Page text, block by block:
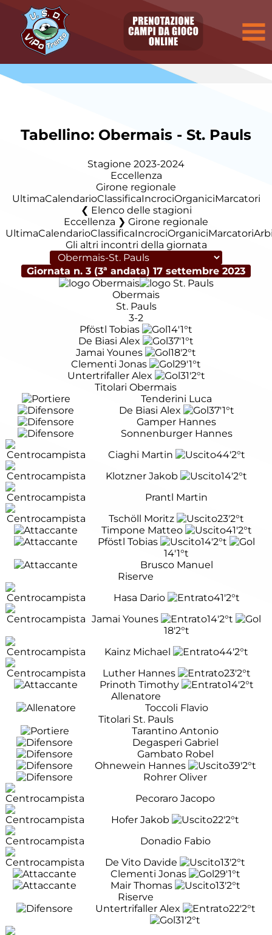
Tabellino: Obermais - St. Pauls
Stagione 2023-2024
Eccellenza
Girone regionale
UltimaCalendarioClassificaIncrociOrganiciMarcatori
Elenco delle stagioni
Eccellenza ❯ Girone regionale
UltimaCalendarioClassificaIncrociOrganiciMarcatori
Gli altri incontri della giornata
Giornata n. 3 (3ª andata) 17 settembre 2023
Obermais
St. Pauls
3-2
Pföstl Tobias
14'1°t
De Biasi Alex
37'1°t
Jamai Younes
18'2°t
Clementi Jonas
29'1°t
Untertrifaller Alex
31'2°t
Titolari Obermais
Tenderini Luca
De Biasi Alex
37'1°t
Gamper Hannes
Sonnenburger Hannes
Ciaghi Martin
44'2°t
Klotzner Jakob
14'2°t
Prantl Martin
Tschöll Moritz
23'2°t
Timpone Matteo
41'2°t
Pföstl Tobias
14'2°t
14'1°t
Brusco Manuel
Riserve
Hasa Dario
41'2°t
Jamai Younes
14'2°t
18'2°t
Kainz Michael
44'2°t
Luther Hannes
23'2°t
Prinoth Timothy
14'2°t
Allenatore
Toccoli Flavio
Titolari St. Pauls
Tarantino Antonio
Degasperi Gabriel
Gambato Robel
Ohnewein Hannes
39'2°t
Rohrer Oliver
Pecoraro Jacopo
Hofer Jakob
22'2°t
Donadio Fabio
De Vito Davide
13'2°t
Clementi Jonas
29'1°t
Mair Thomas
13'2°t
Riserve
Untertrifaller Alex
22'2°t
31'2°t